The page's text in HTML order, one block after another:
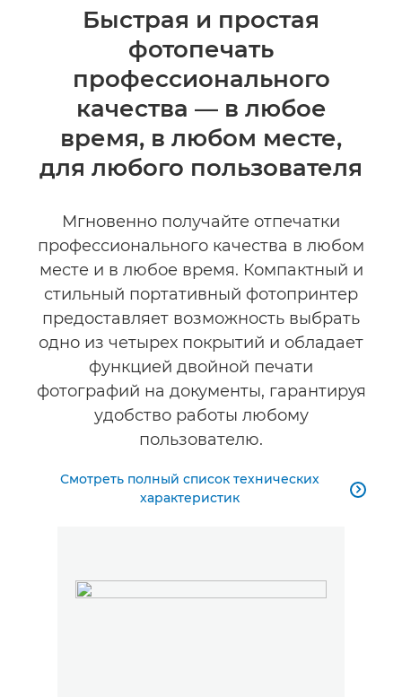
Общая информация
Технические характеристики
Быстрая и простая
фотопечать
профессионального
качества — в любое
время, в любом месте,
для любого пользователя
Мгновенно получайте отпечатки
профессионального качества в любом
месте и в любое время. Компактный и
стильный портативный фотопринтер
предоставляет возможность выбрать
одно из четырех покрытий и обладает
функцией двойной печати
фотографий на документы, гарантируя
удобство работы любому
пользователю.
Смотреть полный список технических
характеристик
